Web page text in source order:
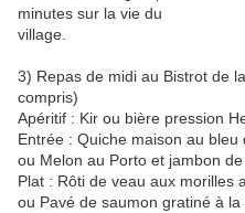
minutes sur la vie du
village.
3) Repas de midi au Bistrot de
compris)
Apéritif : Kir ou bière pression
Entrée : Quiche maison au bleu
ou Melon au Porto et jambon de
Plat : Rôti de veau aux morilles
ou Pavé de saumon gratiné à